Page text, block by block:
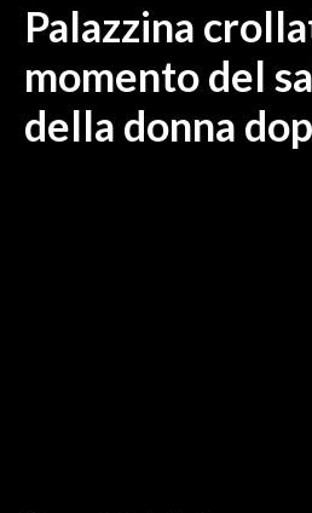
ITALIA
MONDO
Palazzina
momento del
della donna